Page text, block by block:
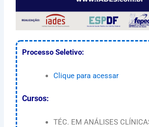
Processo Seletivo:
Clique para acessar
Cursos:
TÉC. EM ANÁLISES